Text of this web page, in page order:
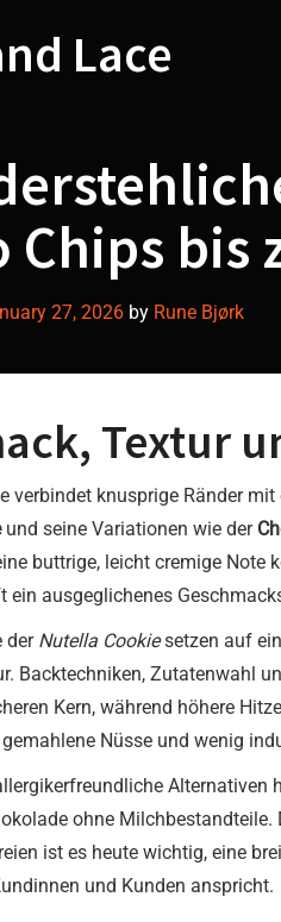
Lace
Chips bis
27, 2026 by Rune Bjørk
Textur
verbindet knusprige Ränder
und seine Variationen wie der
buttrige, leicht cremige
ein ausgeglichenes
der Nutella Cookiesetzen auf
Backtechniken, Zutatenwahl
Kern, während höhere
Nüsse und wenig
Alternativen
ohne Milchbestandteile.
ist es heute wichtig, eine
und Kunden anspricht.